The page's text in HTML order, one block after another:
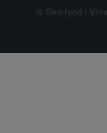
© Sko-fynd i